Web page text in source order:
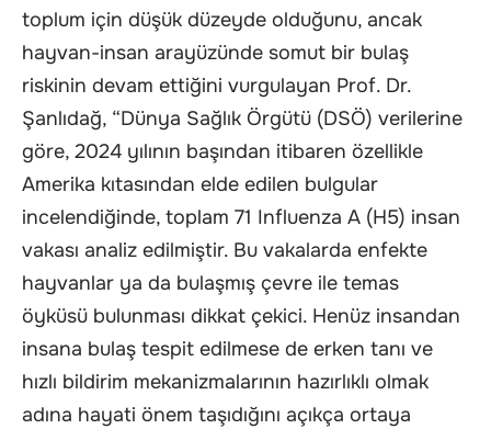
toplum için düşük düzeyde olduğunu, ancak
hayvan-insan arayüzünde somut bir bulaş
riskinin devam ettiğini vurgulayan Prof. Dr.
Şanlıdağ, “Dünya Sağlık Örgütü (DSÖ) verilerine
göre, 2024 yılının başından itibaren özellikle
Amerika kıtasından elde edilen bulgular
incelendiğinde, toplam 71 Influenza A (H5) insan
vakası analiz edilmiştir. Bu vakalarda enfekte
hayvanlar ya da bulaşmış çevre ile temas
öyküsü bulunması dikkat çekici. Henüz insandan
insana bulaş tespit edilmese de erken tanı ve
hızlı bildirim mekanizmalarının hazırlıklı olmak
adına hayati önem taşıdığını açıkça ortaya